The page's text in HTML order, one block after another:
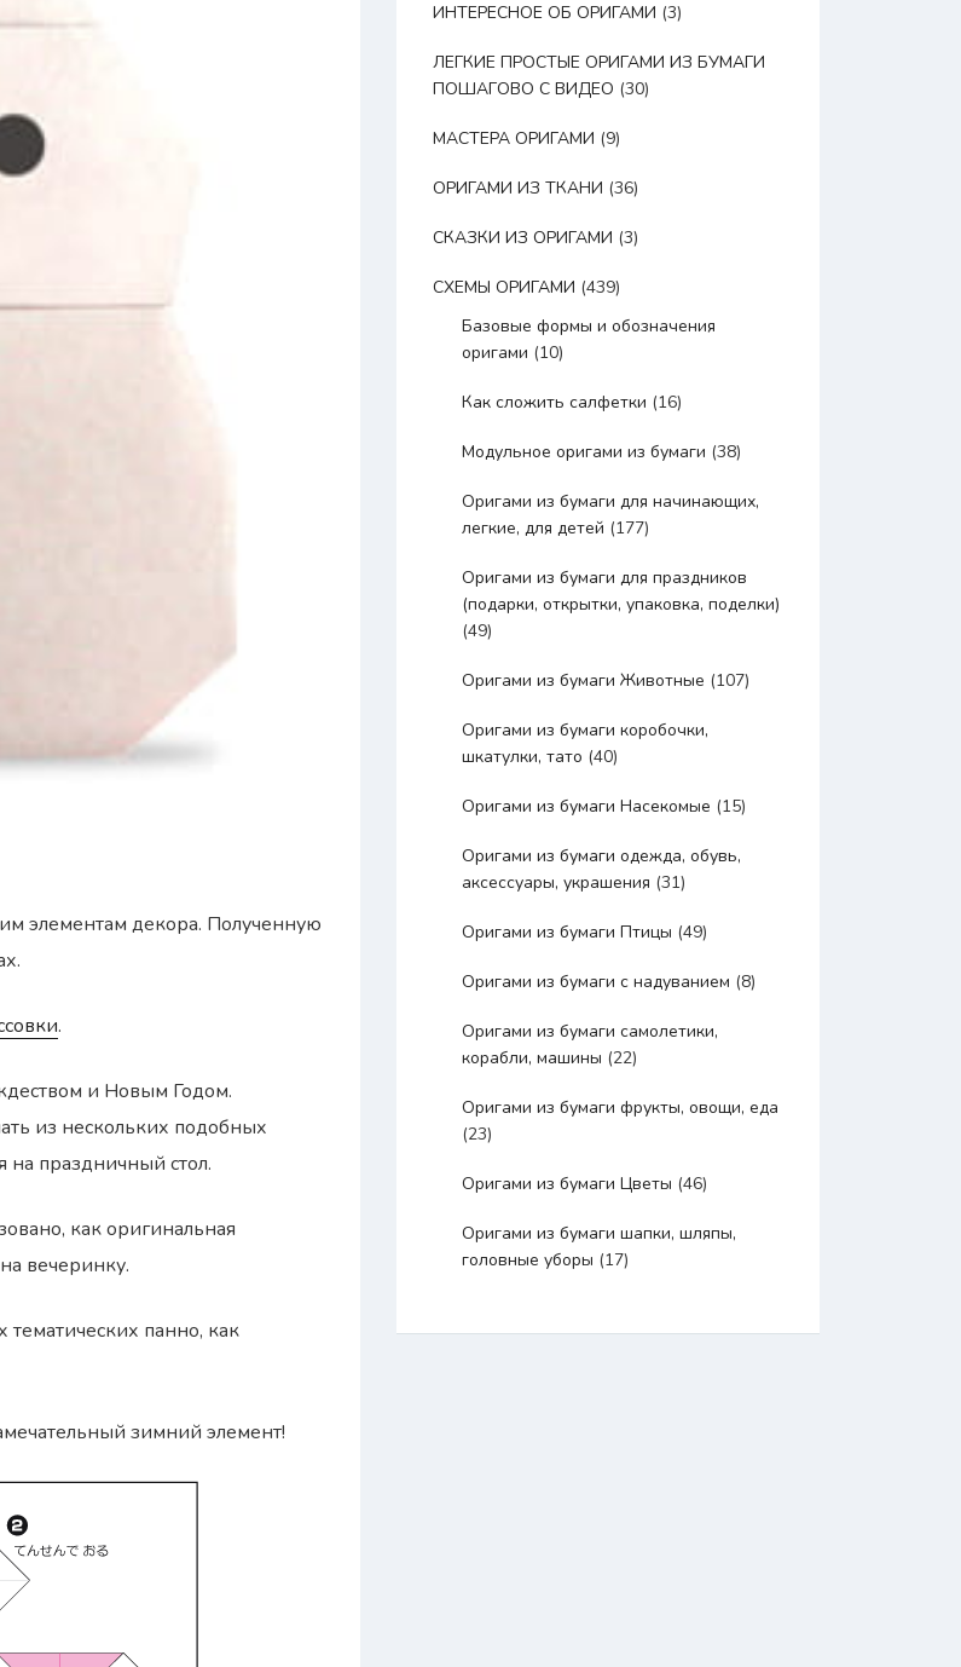
элементам декора. Полученную
.
и Новым Годом.
из нескольких подобных
на праздничный стол.
как оригинальная
вечеринку.
панно, как
зимний элемент!
ИНТЕРЕСНОЕ ОБ ОРИГАМИ (3)
ЛЕГКИЕ ПРОСТЫЕ ОРИГАМИ ИЗ БУМАГИ
ПОШАГОВО С ВИДЕО (30)
МАСТЕРА ОРИГАМИ (9)
ОРИГАМИ ИЗ ТКАНИ (36)
СКАЗКИ ИЗ ОРИГАМИ (3)
СХЕМЫ ОРИГАМИ (439)
Базовые формы и обозначения
оригами (10)
Как сложить салфетки (16)
Модульное оригами из бумаги (38)
Оригами из бумаги для начинающих,
легкие, для детей (177)
Оригами из бумаги для праздников
(подарки, открытки, упаковка, поделки)
(49)
Оригами из бумаги Животные (107)
Оригами из бумаги коробочки,
шкатулки, тато (40)
Оригами из бумаги Насекомые (15)
Оригами из бумаги одежда, обувь,
аксессуары, украшения (31)
Оригами из бумаги Птицы (49)
Оригами из бумаги с надуванием (8)
Оригами из бумаги самолетики,
корабли, машины (22)
Оригами из бумаги фрукты, овощи, еда
(23)
Оригами из бумаги Цветы (46)
Оригами из бумаги шапки, шляпы,
головные уборы (17)